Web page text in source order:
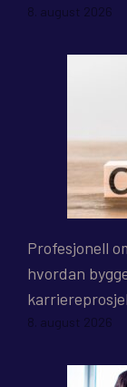
8. august 2026
Profesjonell
hvordan
8. august 2026